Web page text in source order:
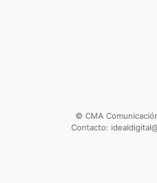
© CMA
Contacto: